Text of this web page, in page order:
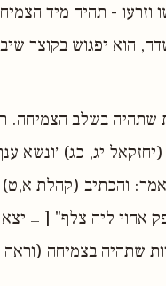
וזרעו - תהיה מיד
הוא יפגוש בקוצר
בשלב הצמיחה.
יג, כג) ׳ונשא
אמר: והכתיב (קהלת
אחוי ליה צלף" [ =
שתהיה בצמיחה (וראה